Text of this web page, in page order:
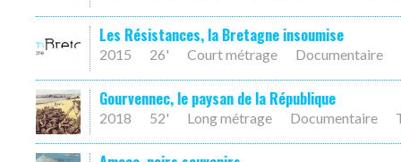
Les Résistances, la Bretagne insoumise
2015 26' Court métrage Documentaire
Gourvennec, le paysan de la République
2018 52' Long métrage Documentaire